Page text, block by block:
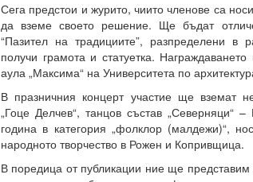
Сега предстои и журито, чиито членове са
да вземе своето решение. Ще бъдат
“Пазител на традициите”, разпределени в
получи грамота и статуетка.
аула „Максима“ на Университета по
В празничния концерт участие ще вземат
„Гоце Делчев“, танцов състав „Северняци“
година в категория „фолклор (малдежи)“,
народното творчество в Рожен и Копривщица.
В поредица от публикации ние ще